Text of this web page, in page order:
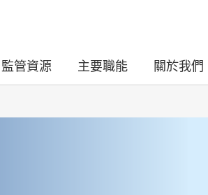
監管資源 主要職能 關於我們